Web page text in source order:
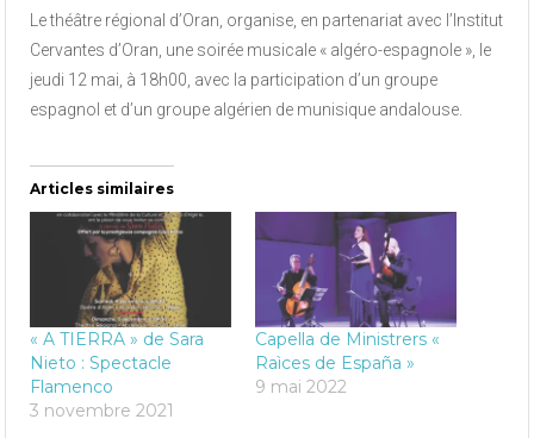
Le théâtre régional d’Oran, organise, en partenariat avec l’Institut
Cervantes d’Oran, une soirée musicale « algéro-espagnole », le
jeudi 12 mai, à 18h00, avec la participation d’un groupe
espagnol et d’un groupe algérien de munisique andalouse.
Articles similaires
« A TIERRA » de Sara
Nieto : Spectacle
Flamenco
3 novembre 2021
Capella de Ministrers «
Raìces de España »
9 mai 2022